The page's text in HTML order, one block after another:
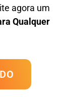
agora um
Qualquer